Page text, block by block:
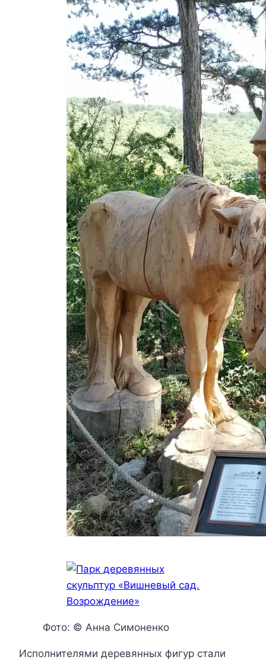
Фото: © Анна Симоненко
Исполнителями деревянных фигур стали